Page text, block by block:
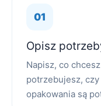
Opisz
Napisz, co
potrzebujesz,
opakowania są